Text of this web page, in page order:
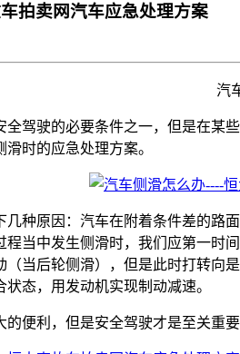
拍卖网汽车应急处理方案
汽
驾驶的必要条件之一，但是在某
时的应急处理方案。
种原因：汽车在附着条件差的路
当中发生侧滑时，我们应第一时
（当后轮侧滑），但是此时打转向
态，用发动机实现制动减速。
便利，但是安全驾驶才是至关重